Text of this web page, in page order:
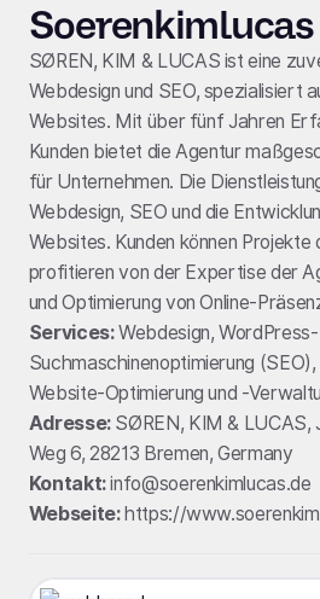
Soerenkimlucas
SØREN, KIM & LUCAS ist eine
Webdesign und SEO, spezialisiert
Websites. Mit über fünf Jahren
Kunden bietet die Agentur
für Unternehmen. Die
Webdesign, SEO und die
Websites. Kunden können Projekte
profitieren von der Expertise der
und Optimierung von Online-
Services:Webdesign,
Suchmaschinenoptimierung
Website-Optimierung und -
Adresse:SØREN, KIM & LUCAS,
Weg 6, 28213 Bremen, Germany
Kontakt:info@soerenkimlucas.de
Webseite:https://